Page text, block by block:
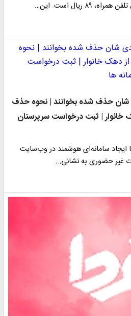
ریال است. این…
شان حذف شده بخوانند | نحوه حذف
سال از دهک خانوار | ثبت درخواست سرپرستان
ایجاد سامانه‌ای هوشمند در وب‌سایت
غیر حضوری به نشانی…